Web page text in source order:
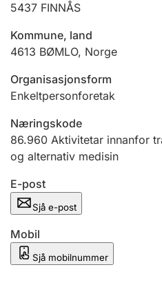
Jeger
Ektepaktrettleiaren
Andre tema
5437 FINNÅS
Kommune, land
4613 BØMLO, Norge
Organisasjonsform
Enkeltpersonforetak
Næringskode
86.960 Aktivitetar innanfor
og alternativ medisin
E-post
Sjå e-post
Mobil
Sjå mobilnummer